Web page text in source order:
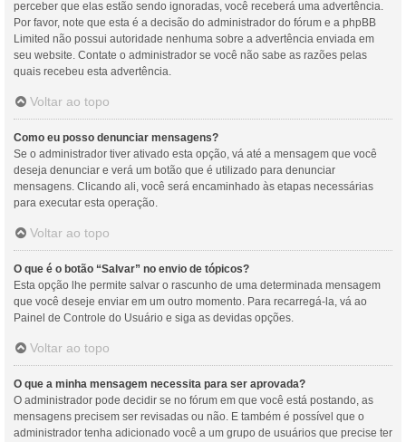
perceber que elas estão sendo ignoradas, você receberá uma advertência.
Por favor, note que esta é a decisão do administrador do fórum e a phpBB
Limited não possui autoridade nenhuma sobre a advertência enviada em
seu website. Contate o administrador se você não sabe as razões pelas
quais recebeu esta advertência.
Voltar ao topo
Como eu posso denunciar mensagens?
Se o administrador tiver ativado esta opção, vá até a mensagem que você
deseja denunciar e verá um botão que é utilizado para denunciar
mensagens. Clicando ali, você será encaminhado às etapas necessárias
para executar esta operação.
Voltar ao topo
O que é o botão “Salvar” no envio de tópicos?
Esta opção lhe permite salvar o rascunho de uma determinada mensagem
que você deseje enviar em um outro momento. Para recarregá-la, vá ao
Painel de Controle do Usuário e siga as devidas opções.
Voltar ao topo
O que a minha mensagem necessita para ser aprovada?
O administrador pode decidir se no fórum em que você está postando, as
mensagens precisem ser revisadas ou não. E também é possível que o
administrador tenha adicionado você a um grupo de usuários que precise ter